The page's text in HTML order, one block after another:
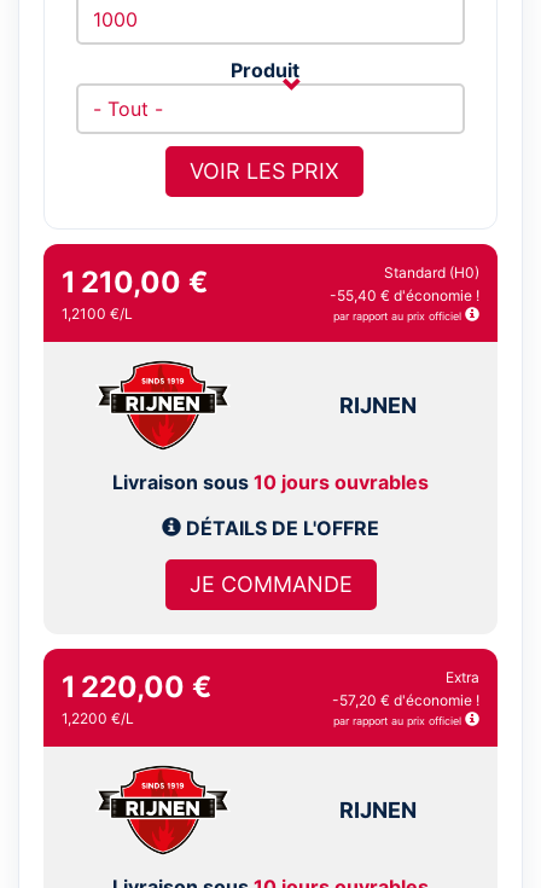
Produit
VOIR LES PRIX
1 210,00 €
1,2100 €/L
Standard (H0)
-55,40 € d'économie !
par rapport au prix officiel
RIJNEN
Livraison sous 10 jours ouvrables
DÉTAILS DE L'OFFRE
JE COMMANDE
1 220,00 €
1,2200 €/L
Extra
-57,20 € d'économie !
par rapport au prix officiel
RIJNEN